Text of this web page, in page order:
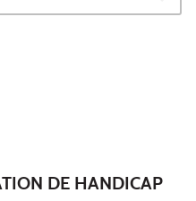
DE HANDICAP